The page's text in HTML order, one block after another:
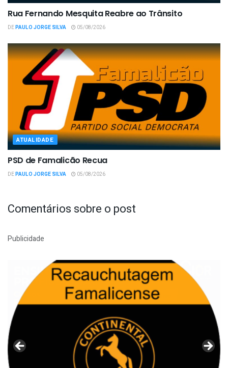
Rua Fernando Mesquita Reabre ao Trânsito
DEPAULO JORGE SILVA 05/08/2026
ATUALIDADE
PSD de Famalicão Recua
DEPAULO JORGE SILVA 05/08/2026
Comentários sobre o post
Publicidade